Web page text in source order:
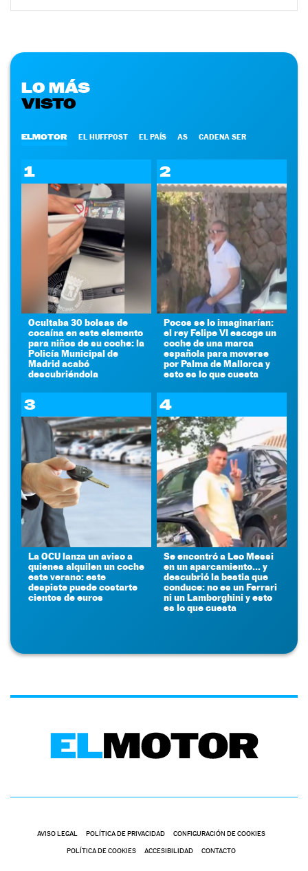
LO MÁS
VISTO
ELMOTOR EL HUFFPOST EL PAÍS AS CADENA SER
1
Ocultaba 30 bolsas de
cocaína en este elemento
para niños de su coche: la
Policía Municipal de
Madrid acabó
descubriéndola
2
Pocos se lo imaginarían:
el rey Felipe VI escoge un
coche de una marca
española para moverse
por Palma de Mallorca y
esto es lo que cuesta
3
La OCU lanza un aviso a
quienes alquilen un coche
este verano: este
despiste puede costarte
cientos de euros
4
Se encontró a Leo Messi
en un aparcamiento... y
descubrió la bestia que
conduce: no es un Ferrari
ni un Lamborghini y esto
es lo que cuesta
AVISO LEGAL POLÍTICA DE PRIVACIDAD CONFIGURACIÓN DE COOKIES
POLÍTICA DE COOKIES ACCESIBILIDAD CONTACTO